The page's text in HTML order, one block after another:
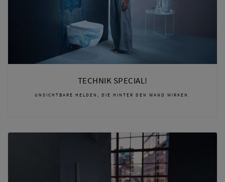
TECHNIK SPECIAL!
UNSICHTBARE HELDEN, DIE HINTER DEN WAND WIRKEN.